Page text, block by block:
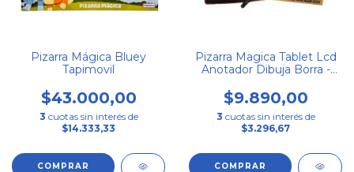
Pizarra Mágica Bluey
Tapimovil
$43.000,00
3 cuotas sin interés de
$14.333,33
Pizarra Magica Tablet Lcd
Anotador Dibuja Borra -
$9.890,00
3 cuotas sin interés de
$3.296,67